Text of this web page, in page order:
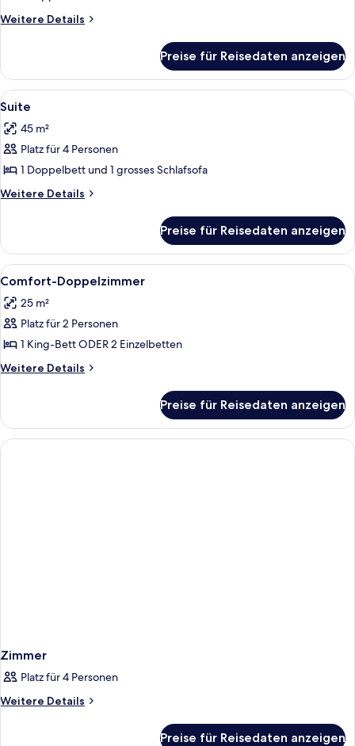
Weitere Details
Weitere
Preise für Reisedaten anzeigen
Alle
Fotos
für
Suite
anzeigen
Ein modernes Hotelzimmer mit
5
Suite
45 m²
Platz für 4 Personen
1 Doppelbett und 1 grosses Schlafsofa
Weitere Details
Weitere
Preise für Reisedaten anzeigen
Alle
Fotos
für
Comfort-
Doppelzimmer
anzeigen
Ein Hotelzimmer mit Bett,
4
Comfort-Doppelzimmer
25 m²
Platz für 2 Personen
1 King-Bett ODER 2 Einzelbetten
Weitere Details
Weitere
Doppelzimmer
Preise für Reisedaten anzeigen
Zimmer
Platz für 4 Personen
Weitere Details
Weitere
Preise für Reisedaten anzeigen